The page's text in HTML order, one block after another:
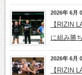
2026年 6月
【RIZIN
に組み勝
2026年 6月
【RIZIN